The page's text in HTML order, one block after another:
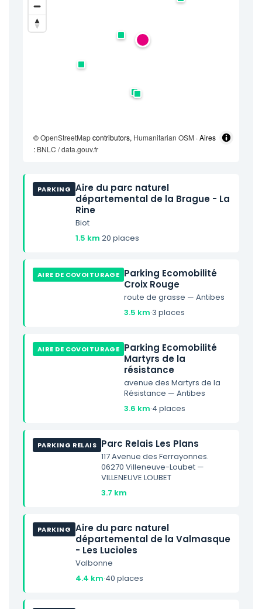
©OpenStreetMapcontributors, Humanitarian OSM · Aires
: BNLC / data.gouv.fr
PARKING Aire du parc naturel
départemental de la Brague - La
Rine
Biot
1.5 km·20 places
AIRE DE COVOITURAGE Parking Ecomobilité
Croix Rouge
route de grasse — Antibes
3.5 km·3 places
AIRE DE COVOITURAGE Parking Ecomobilité
Martyrs de la
résistance
avenue des Martyrs de la
Résistance — Antibes
3.6 km·4 places
PARKING RELAIS Parc Relais Les Plans
117 Avenue des Ferrayonnes.
06270 Villeneuve-Loubet —
VILLENEUVE LOUBET
3.7 km
PARKING Aire du parc naturel
départemental de la Valmasque
- Les Lucioles
Valbonne
4.4 km·40 places